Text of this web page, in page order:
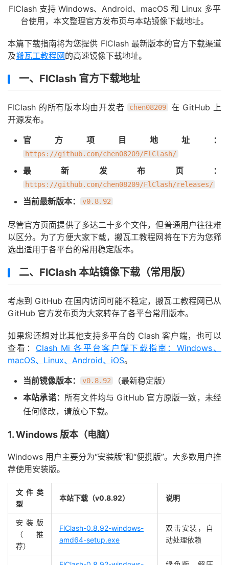
FlClash 支持 Windows、Android、macOS 和 Linux 多平
台使用，本文整理官方发布页与本站镜像下载地址。
本篇下载指南将为您提供 FlClash 最新版本的官方下载渠道
及搬瓦工教程网的高速镜像下载地址。
一、FlClash 官方下载地址
FlClash 的所有版本均由开发者 chen08209
在 GitHub 上
开源发布。
官方项目地址：
https://github.com/chen08209/FlClash/
最新发布页：
https://github.com/chen08209/FlClash/releases/
当前最新版本： v0.8.92
尽管官方页面提供了多达二十多个文件，但普通用户往往难
以区分。为了方便大家下载，搬瓦工教程网将在下方为您筛
选出适用于各平台的常用稳定版本。
二、FlClash 本站镜像下载（常用版）
考虑到 GitHub 在国内访问可能不稳定，搬瓦工教程网已从
GitHub 官方发布页为大家转存了各平台常用版本。
如果您还想对比其他支持多平台的 Clash 客户端，也可以
查看： Clash Mi 各平台客户端下载指南：Windows、
macOS、Linux、Android、iOS。
当前镜像版本：
v0.8.92
（最新稳定版）
本站承诺： 所有文件均与 GitHub 官方原版一致，未经
任何修改，请放心下载。
1. Windows 版本（电脑）
Windows 用户主要分为“安装版”和“便携版”。大多数用户推
荐使用安装版。
文件类
型
本站下载（v0.8.92） 说明
安装版
（推
荐）
FlClash-0.8.92-windows-
amd64-setup.exe
双击安装，自
动处理依赖